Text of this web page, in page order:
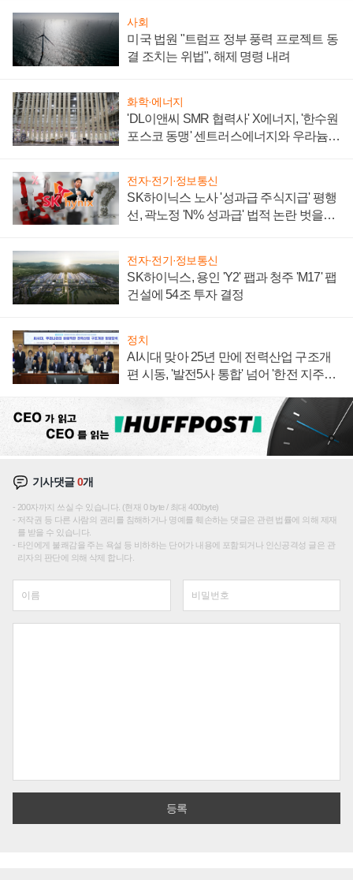
사회
미국 법원 "트럼프 정부 풍력 프로젝트 동
결 조치는 위법", 해제 명령 내려
화학·에너지
'DL이앤씨 SMR 협력사' X에너지, '한수원
포스코 동맹' 센트러스에너지와 우라늄
전자·전기·정보통신
SK하이닉스 노사 '성과급 주식지급' 평행
선, 곽노정 'N% 성과급' 법적 논란 벗을지
전자·전기·정보통신
SK하이닉스, 용인 'Y2' 팹과 청주 'M17' 팹
건설에 54조 투자 결정
정치
AI시대 맞아 25년 만에 전력산업 구조개
편 시동, '발전5사 통합' 넘어 '한전 지주사'
기사댓글0개
200자까지 쓰실 수 있습니다. (현재 0 byte / 최대 400byte)
저작권 등 다른 사람의 권리를 침해하거나 명예를 훼손하는 댓글은 관련 법률에 의해 제재
를 받을 수 있습니다.
타인에게 불쾌감을 주는 욕설 등 비하하는 단어가 내용에 포함되거나 인신공격성 글은 관
리자의 판단에 의해 삭제 합니다.